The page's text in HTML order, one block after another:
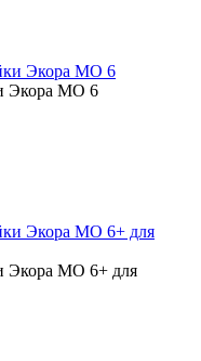
Экора МО 6
Экора МО 6+ для